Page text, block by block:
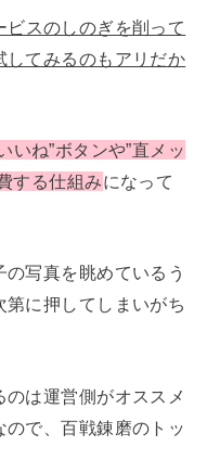
スのしのぎを削って
してみるのもアリだか
いね”ボタンや”直メッ
する仕組みになって
写真を眺めているう
に押してしまいがち
は運営側がオススメ
ので、百戦錬磨のトッ